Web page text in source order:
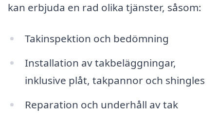
kan erbjuda en rad olika tjänster, såsom:
Takinspektion och bedömning
Installation av takbeläggningar,
inklusive plåt, takpannor och shingles
Reparation och underhåll av tak